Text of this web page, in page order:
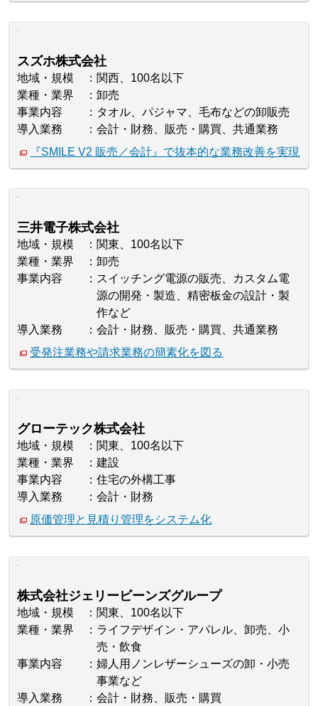
スズホ株式会社
地域・規模
関西、100名以下
業種・業界
卸売
事業内容
タオル、パジャマ、毛布などの卸販売
導入業務
会計・財務、販売・購買、共通業務
『SMILE V2 販売／会計』で抜本的な業務改善を実現
三井電子株式会社
地域・規模
関東、100名以下
業種・業界
卸売
事業内容
スイッチング電源の販売、カスタム電
源の開発・製造、精密板金の設計・製
作など
導入業務
会計・財務、販売・購買、共通業務
受発注業務や請求業務の簡素化を図る
グローテック株式会社
地域・規模
関東、100名以下
業種・業界
建設
事業内容
住宅の外構工事
導入業務
会計・財務
原価管理と見積り管理をシステム化
株式会社ジェリービーンズグループ
地域・規模
関東、100名以下
業種・業界
ライフデザイン・アパレル、卸売、小
売・飲食
事業内容
婦人用ノンレザーシューズの卸・小売
事業など
導入業務
会計・財務、販売・購買